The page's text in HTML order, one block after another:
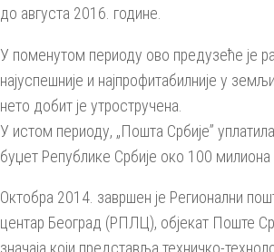
до августа 2016. године.
У поменутом периоду ово предузеће је
најуспешније и најпрофитабилније у
нето добит је утростручена.
У истом периоду, „Пошта Србије”
буџет Републике Србије око 100 милиона
Октобра 2014. завршен је Регионални
центар Београд (РПЛЦ), објекат Поште